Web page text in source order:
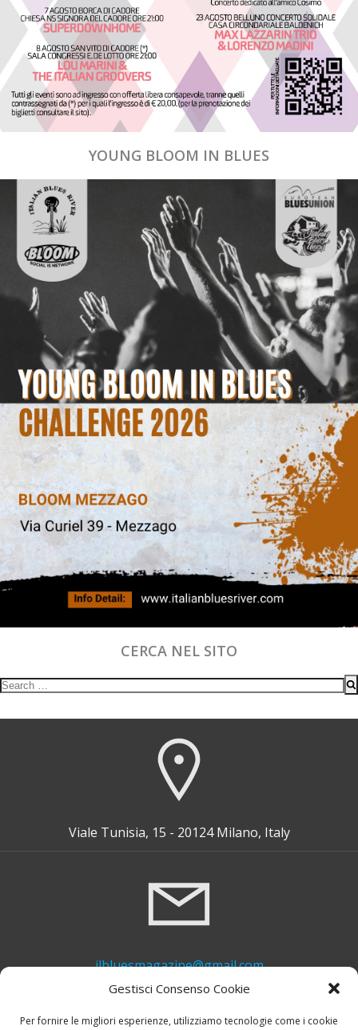
Gestisci Consenso Cookie
Per fornire le migliori esperienze, utilizziamo tecnologie come i cookie
YOUNG BLOOM IN BLUES
CERCA NEL SITO
Search
Viale Tunisia, 15 - 20124 Milano, Italy
ilbluesmagazine@gmail.com